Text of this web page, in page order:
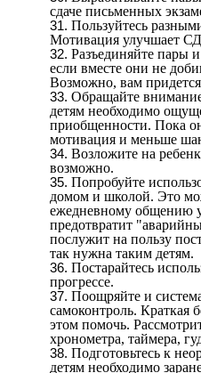
сдаче письменных
Пользуйтесь
Мотивация улучшает
Разъединяйте пары
если вместе они не
Возможно, вам
Обращайте
детям необходимо
приобщенности. Пока
мотивация и меньше
Возложите на
возможно.
Попробуйте
домом и школой. Это
ежедневному общению
предотвратит
послужит на пользу
так нужна таким детям.
Постарайтесь
прогрессе.
Поощряйте и
самоконтроль. Краткая
этом помочь.
хронометра, таймера,
Подготовьтесь к
детям необходимо